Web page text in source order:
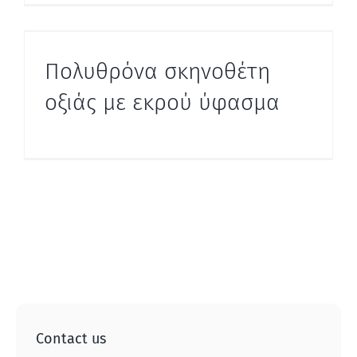
Πολυθρόνα σκηνοθέτη
οξιάς με εκρού ύφασμα
Contact us